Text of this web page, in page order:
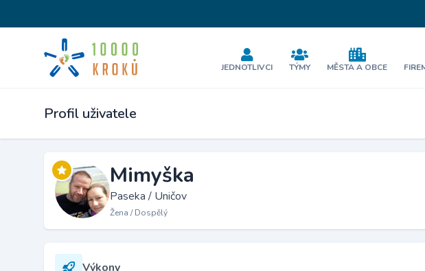
JEDNOTLIVCI TÝMY MĚSTA A OBCE
Profil uživatele
Mimyška
Paseka / Uničov
Žena / Dospělý
Výkony